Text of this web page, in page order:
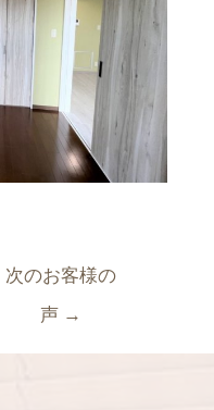
次のお客様の
声 →